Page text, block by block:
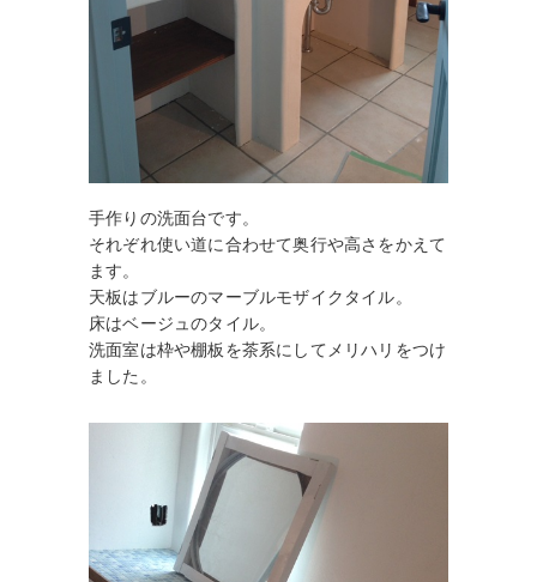
手作りの洗面台です。
それぞれ使い道に合わせて奥行や高さをかえて
ます。
天板はブルーのマーブルモザイクタイル。
床はベージュのタイル。
洗面室は枠や棚板を茶系にしてメリハリをつけ
ました。